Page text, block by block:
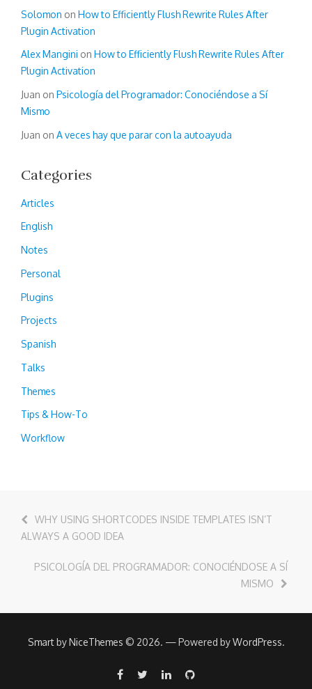
Solomon on How to Efficiently Flush Rewrite Rules After
Plugin Activation
Alex Mangini on How to Efficiently Flush Rewrite Rules After
Plugin Activation
Juan on Psicología del Programador: Conociéndose a Sí
Mismo
Juan on A veces hay que parar con la autoayuda
Categories
Articles
English
Notes
Personal
Plugins
Projects
Spanish
Talks
Themes
Tips & How-To
Workflow
WHY USING SHORTCODES INSIDE TEMPLATES ISN’T
ALWAYS A GOOD IDEA
PSICOLOGÍA DEL PROGRAMADOR: CONOCIÉNDOSE A SÍ
MISMO
SmartbyNiceThemes © 2026. — Powered byWordPress.